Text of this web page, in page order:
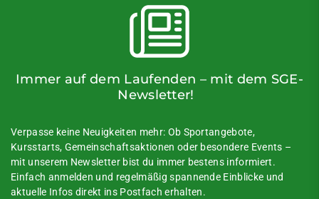
Immer auf dem Laufenden – mit dem SGE-
Newsletter!
Verpasse keine Neuigkeiten mehr: Ob Sportangebote,
Kursstarts, Gemeinschaftsaktionen oder besondere Events –
mit unserem Newsletter bist du immer bestens informiert.
Einfach anmelden und regelmäßig spannende Einblicke und
aktuelle Infos direkt ins Postfach erhalten.